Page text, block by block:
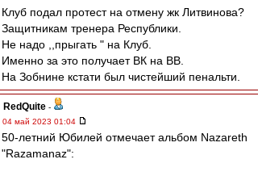
Клуб подал протест на отмену жк Литвинова?
Защитникам тренера Республики.
Не надо ,,прыгать " на Клуб.
Именно за это получает ВК на ВВ.
На Зобнине кстати был чистейший пенальти.
RedQuite -
04 май 2023 01:04
50-летний Юбилей отмечает альбом Nazareth
"Razamanaz":